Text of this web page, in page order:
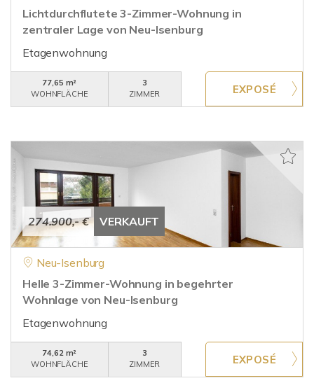
Lichtdurchflutete 3-Zimmer-Wohnung in
zentraler Lage von Neu-Isenburg
Etagenwohnung
77,65 m²
WOHNFLÄCHE
3
ZIMMER
274.900,- € VERKAUFT
Neu-Isenburg
Helle 3-Zimmer-Wohnung in begehrter
Wohnlage von Neu-Isenburg
Etagenwohnung
74,62 m²
WOHNFLÄCHE
3
ZIMMER